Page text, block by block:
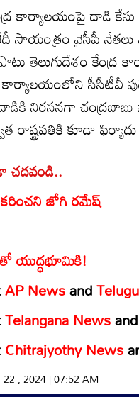
కార్యాలయంపై దాడి కేసు
సాయంత్రం వైసీపీ
తెలుగుదేశం
కార్యాలయంలోని సీసీటీవీ
నిరసనగా చంద్రబాబు
రాష్ట్రపతికి కూడా
చదవండి..
జోగి రమేష్
యుద్ధభూమికి!
AP Newsand
Telangana Newsand
Chitrajyothy News
, 2024 | 07:52 AM